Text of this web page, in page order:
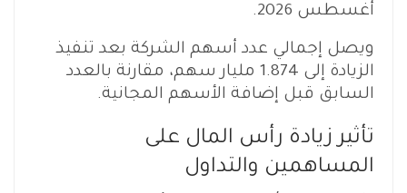
أغسطس 2026.
ويصل إجمالي عدد أسهم الشركة بعد تنفيذ
الزيادة إلى 1.874 مليار سهم، مقارنة بالعدد
السابق قبل إضافة الأسهم المجانية.
تأثير زيادة رأس المال على
المساهمين والتداول